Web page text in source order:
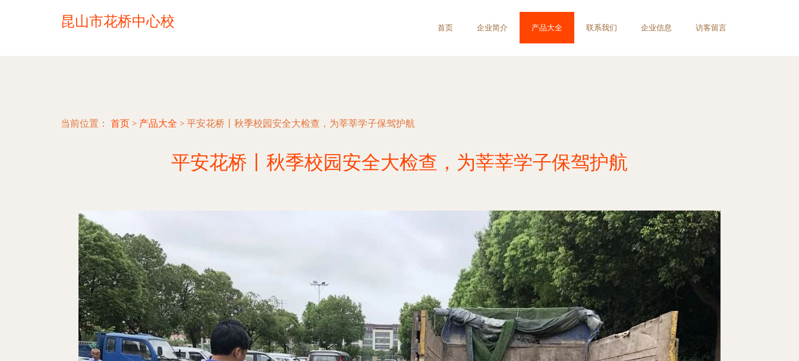
昆山市花桥中心校 首页 企业简介 产品大全 联系我们 企业信息 访客留言
当前位置： 首页 > 产品大全 > 平安花桥丨秋季校园安全大检查，为莘莘学子保驾护航
平安花桥丨秋季校园安全大检查，为莘莘学子保驾护航